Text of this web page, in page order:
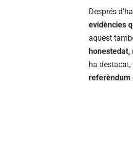
Després
evidències
aquest
honestedat,
ha
referèndum